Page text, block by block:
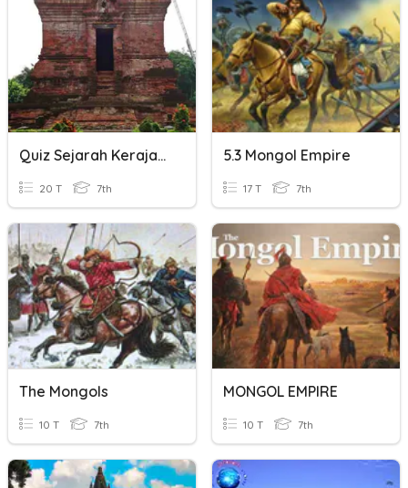
Quiz Sejarah Kerajaan Majapahit
20 T 7th
5.3 Mongol Empire
17 T 7th
The Mongols
10 T 7th
MONGOL EMPIRE
10 T 7th